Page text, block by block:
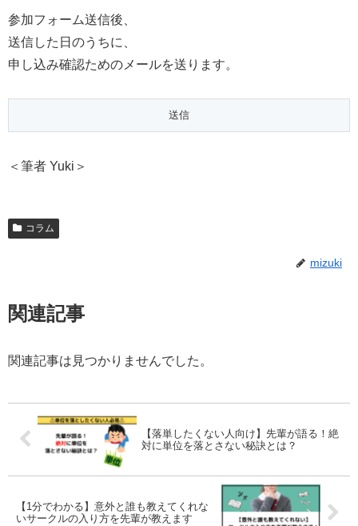
参加フォーム送信後、
送信した日のうちに、
申し込み確認ためのメールを送ります。
＜筆者 Yuki＞
コラム
mizuki
関連記事
関連記事は見つかりませんでした。
【落単したくない人向け】先輩が語る！絶
対に単位を落とさない秘訣とは？
【1分でわかる】意外と誰も教えてくれな
いサークルの入り方を先輩が教えます